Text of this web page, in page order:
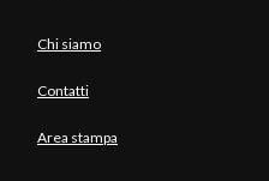
Chi siamo
Contatti
Area stampa